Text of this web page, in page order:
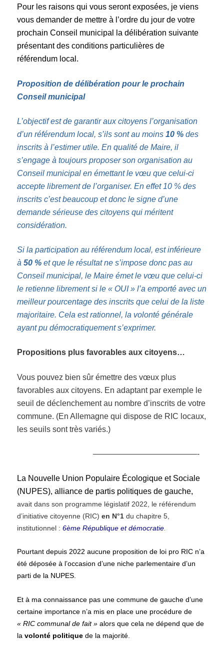
Pour les raisons qui vous seront exposées, je viens
vous demander de mettre à l’ordre du jour de votre
prochain Conseil municipal la délibération suivante
présentant des conditions particulières de
référendum local.
Proposition de délibération pour le prochain
Conseil municipal
L’objectifestdegarantiraux citoyensl’organisation
d’un référendumlocal,s’ils sont au moins10 % des
inscritsà l’estimer utile.En qualité deMaire,il
s’engage à toujours proposer son organisationau
Conseil municipalen émettant le vœu que celui-ci
accepte librementde l’organiser. En effet 10 % des
inscrits c’est beaucoup et donc le signe d’une
demande sérieuse des citoyens qui méritent
considération.
Si la participationau référendumlocal, est inférieure
à50 % et que le résultat ne s’impose donc pas au
Conseil municipal,le Maire émet le vœu quecelui-ci
le retienne librementsi le « OUI » l’a emporté avec un
meilleur pourcentage des inscrits quecelui de la liste
majoritaire. Cela est rationnel, la volonté générale
ayant pu démocratiquement s’exprimer.
Propositions plus favorables aux citoyens…
Vous pouvez bien sûr émettre des vœux plus
favorables aux citoyens. En adaptant par exemple le
seuil de déclenchement au nombre d’inscrits de votre
commune. (En Allemagne qui dispose de RIC locaux,
les seuils sont très variés.)
—————————————-
La Nouvelle Union Populaire Écologique et Sociale
(N UPES), alliance de partis politiques de gauche,
avait dans son programme législatif 2022, le référendum
d’initiative citoyenne (RIC)en N°1du chapitre 5,
institutionnel : 6ème République et démocratie
Pourtant depuis 2022 aucune proposition de loi pro RIC n’a
été déposée à l’occasion d’une niche parlementaire d’un
parti de la NUPES.
Et à ma connaissance pas une commune de gauche d’une
certaine importance n’a mis en place une procédure de
« RIC communal de fait »alors que cela ne dépend que de
lavolonté politiquede la majorité.